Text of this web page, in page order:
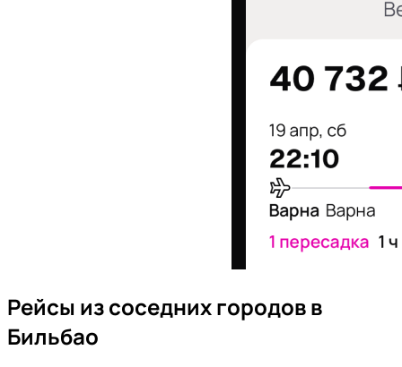
Рейсы из соседних городов в
Бильбао